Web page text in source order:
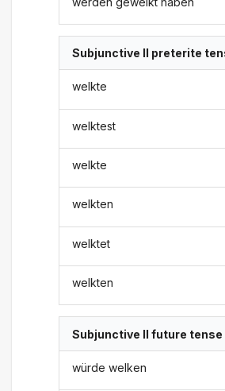
Subjunctive II preterite
welkte
welktest
welkte
welkten
welktet
welkten
Subjunctive II future tense
würde welken